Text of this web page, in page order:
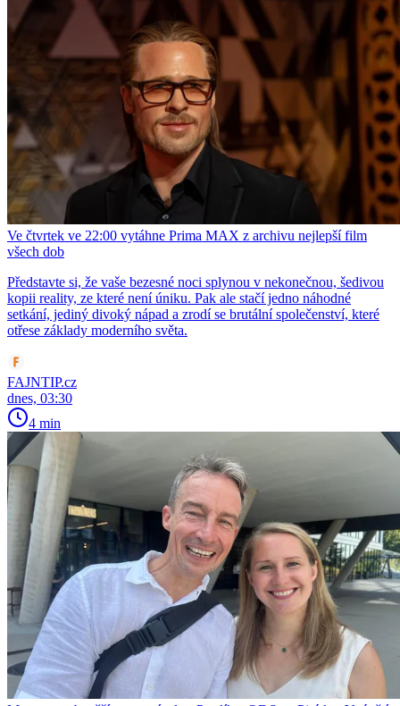
Ve čtvrtek ve 22:00 vytáhne Prima MAX z archivu nejlepší film
všech dob
Představte si, že vaše bezesné noci splynou v nekonečnou, šedivou
kopii reality, ze které není úniku. Pak ale stačí jedno náhodné
setkání, jediný divoký nápad a zrodí se brutální společenství, které
otřese základy moderního světa.
FAJNTIP.cz
dnes, 03:30
4 min